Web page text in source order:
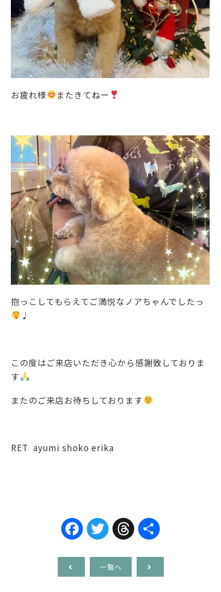
お疲れ様 またきてねー
抱っこしてもらえてご満悦なノアちゃんでしたっ
♩
この度はご来店いただき心から感謝致しておりま
す
またのご来店お待ちしております
RET ayumi shoko erika
FacebookTwitterThreads
一覧へ